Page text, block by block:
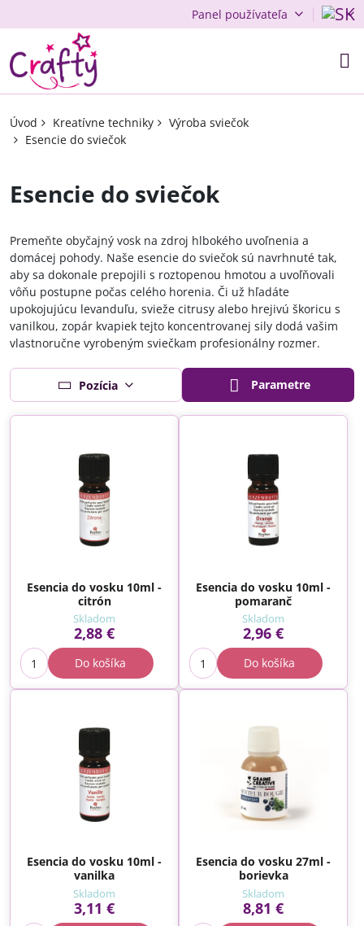
Panel používateľa
Úvod Kreatívne techniky
Výroba sviečok
Esencie do sviečok
Esencie do sviečok
Premeňte obyčajný vosk na zdroj hlbokého uvoľnenia a
domácej pohody. Naše esencie do sviečok sú navrhnuté tak,
aby sa dokonale prepojili s roztopenou hmotou a uvoľňovali
vôňu postupne počas celého horenia. Či už hľadáte
upokojujúcu levanduľu, svieže citrusy alebo hrejivú škoricu s
vanilkou, zopár kvapiek tejto koncentrovanej sily dodá vašim
vlastnoručne vyrobeným sviečkam profesionálny rozmer.
Pozícia Parametre
Esencia do vosku 10ml -
citrón
Skladom
2,88 €
Do košíka
Esencia do vosku 10ml -
pomaranč
Skladom
2,96 €
Do košíka
Esencia do vosku 10ml -
vanilka
Skladom
3,11 €
Esencia do vosku 27ml -
borievka
Skladom
8,81 €